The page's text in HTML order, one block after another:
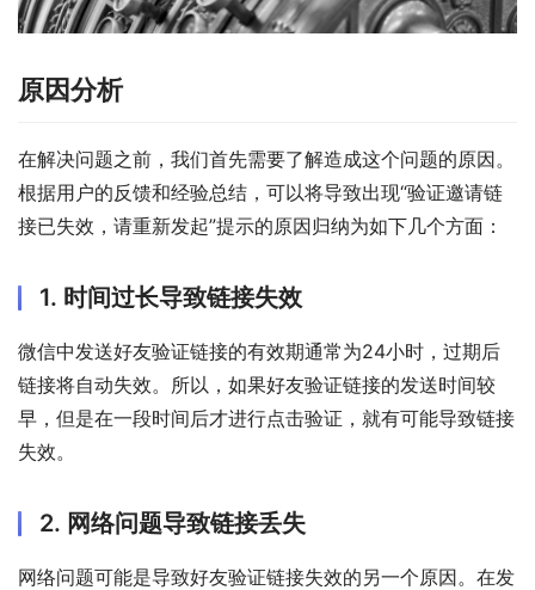
原因分析
在解决问题之前，我们首先需要了解造成这个问题的原因。
根据用户的反馈和经验总结，可以将导致出现“验证邀请链
接已失效，请重新发起”提示的原因归纳为如下几个方面：
1. 时间过长导致链接失效
微信中发送好友验证链接的有效期通常为24小时，过期后
链接将自动失效。所以，如果好友验证链接的发送时间较
早，但是在一段时间后才进行点击验证，就有可能导致链接
失效。
2. 网络问题导致链接丢失
网络问题可能是导致好友验证链接失效的另一个原因。在发